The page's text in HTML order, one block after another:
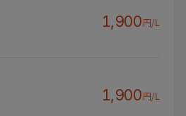
1,900円/L
1,900円/L